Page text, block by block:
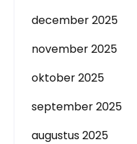
december 2025
november 2025
oktober 2025
september 2025
augustus 2025